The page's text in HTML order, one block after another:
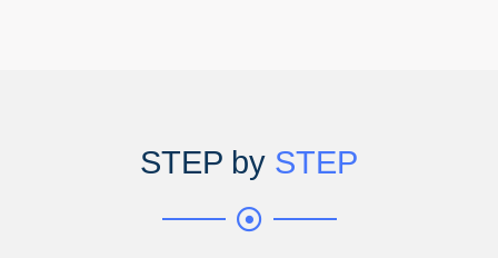
STEP by STEP